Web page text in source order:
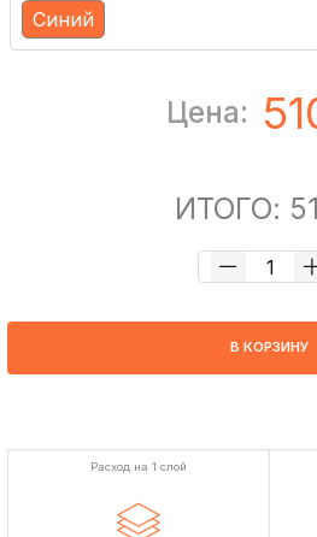
Синий
Цена:
ИТОГО:
В КОРЗИНУ
Расход на 1 слой